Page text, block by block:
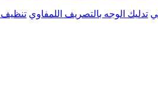
تدليك الوجه بالتصريف اللمفاوي